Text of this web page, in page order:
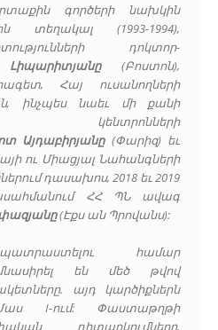
գործերի նախկին
տեղակալ (1993-1994),
դոկտոր-
Լիպարիտյանը (Բոստոն),
Հայ ուսանողների
ինչպես նաեւ մի քանի
կենտրոնների
Այդաբիրյանը(Փարիզ) եւ
ու Միացյալ Նահանգների
դասախոս, 2018 եւ 2019
ՀՀ ՊՆ ավագ
(Էքս ան Պրովանս):
համար
են մեծ թվով
այդ կարծիքներն
I-ում: Փաստաթղթի
դիտարկումները,